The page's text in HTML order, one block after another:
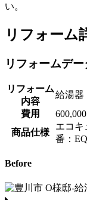
い。
リフォーム
リフォームデー
リフォーム
内容
給湯器
費用
商品仕様
エコキ
番：
Before